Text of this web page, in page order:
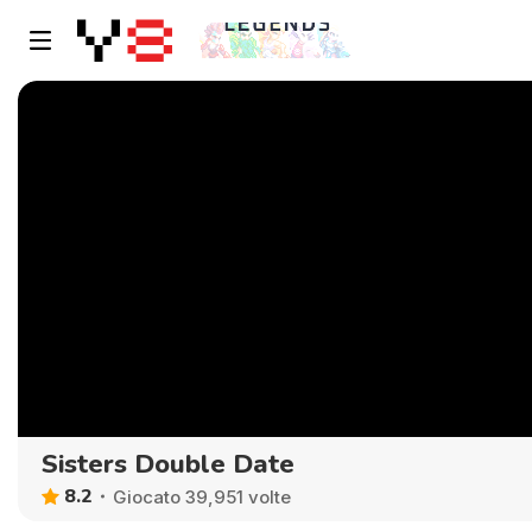
Sisters Double Date
8.2 Giocato 39,951 volte